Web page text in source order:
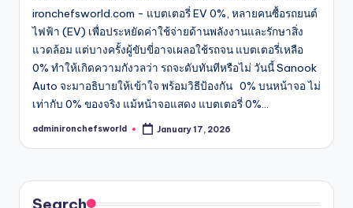
ironchefsworld.com - แบตเตอรี่ EV 0%, หลายคนซื้อรถยนต์
ไฟฟ้า (EV) เพื่อประหยัดค่าใช้จ่ายด้านพลังงานและรักษาสิ่ง
แวดล้อม แต่บางครั้งผู้ขับขี่อาจเผลอใช้รถจน แบตเตอรี่เหลือ
0% ทำให้เกิดความกังวลว่า รถจะดับทันทีหรือไม่ วันนี้ Sanook
Auto จะมาอธิบายให้เข้าใจ พร้อมวิธีป้องกัน 0% บนหน้าจอ ไม่
เท่ากับ 0% ของจริง แม้หน้าจอแสดง แบตเตอรี่ 0%…
Posted
adminironchefsworld January 17, 2026
Search